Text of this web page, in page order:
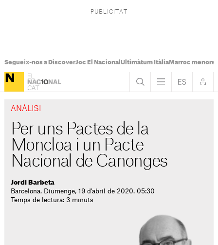
Segueix-nos a DiscoverJoc El Nacional Ultimàtum ItàliaMarroc menors
ANÀLISI
Per uns Pactes de la
Moncloa i un Pacte
Nacional de Canonges
Jordi Barbeta
Barcelona. Diumenge, 19 d'abril de 2020. 05:30
Temps de lectura: 3 minuts